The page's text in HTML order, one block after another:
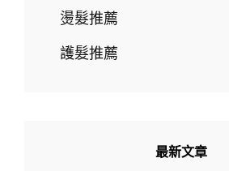
享
優
惠
滿
燙髮推薦
護髮推薦
最新文章